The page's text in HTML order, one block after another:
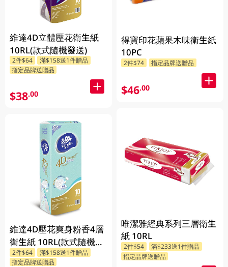
維達4D立體壓花衛生紙
10RL(款式隨機發送)
2件$64
滿$158送1件贈品
指定品牌送贈品
$38.00
維達4D壓花爽身粉香4層
衛生紙 10RL(款式隨機發
送)
2件$64
滿$158送1件贈品
指定品牌送贈品
得寶印花蘋果木味衛生紙
10PC
2件$74 指定品牌送贈品
$46.00
唯潔雅經典系列三層衛生
紙 10RL
2件$54
滿$233送1件贈品
指定品牌送贈品